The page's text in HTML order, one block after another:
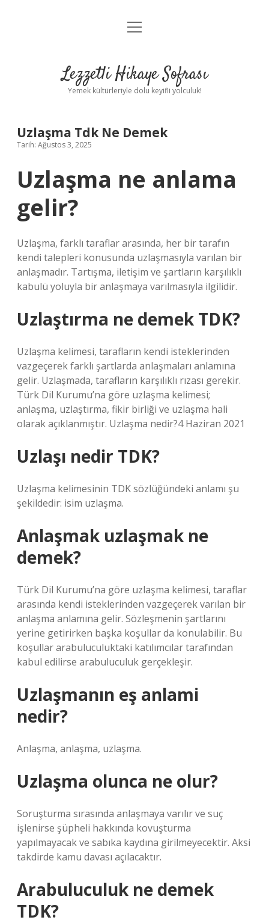
Anasayfa
Yasal Uyarı
menüyü
Lezzetli Hikaye Sofrası
Yemek kültürleriyle dolu keyifli yolculuk!
Uzlaşma Tdk Ne Demek
Tarih: Ağustos 3, 2025
Uzlaşma ne anlama
gelir?
Uzlaşma, farklı taraflar arasında, her bir tarafın
kendi talepleri konusunda uzlaşmasıyla varılan bir
anlaşmadır. Tartışma, iletişim ve şartların karşılıklı
kabulü yoluyla bir anlaşmaya varılmasıyla ilgilidir.
Uzlaştırma ne demek TDK?
Uzlaşma kelimesi, tarafların kendi isteklerinden
vazgeçerek farklı şartlarda anlaşmaları anlamına
gelir. Uzlaşmada, tarafların karşılıklı rızası gerekir.
Türk Dil Kurumu’na göre uzlaşma kelimesi;
anlaşma, uzlaştırma, fikir birliği ve uzlaşma hali
olarak açıklanmıştır. Uzlaşma nedir?4 Haziran 2021
Uzlaşı nedir TDK?
Uzlaşma kelimesinin TDK sözlüğündeki anlamı şu
şekildedir: isim uzlaşma.
Anlaşmak uzlaşmak ne
demek?
Türk Dil Kurumu’na göre uzlaşma kelimesi, taraflar
arasında kendi isteklerinden vazgeçerek varılan bir
anlaşma anlamına gelir. Sözleşmenin şartlarını
yerine getirirken başka koşullar da konulabilir. Bu
koşullar arabuluculuktaki katılımcılar tarafından
kabul edilirse arabuluculuk gerçekleşir.
Uzlaşmanın eş anlami
nedir?
Anlaşma, anlaşma, uzlaşma.
Uzlaşma olunca ne olur?
Soruşturma sırasında anlaşmaya varılır ve suç
işlenirse şüpheli hakkında kovuşturma
yapılmayacak ve sabıka kaydına girilmeyecektir. Aksi
takdirde kamu davası açılacaktır.
Arabuluculuk ne demek
TDK?